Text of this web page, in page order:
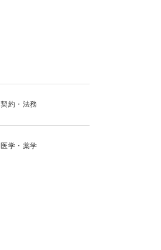
契約・法務
医学・薬学